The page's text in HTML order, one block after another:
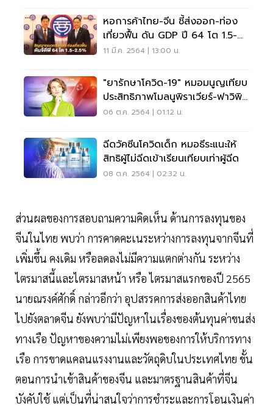
หอการค้าไทย-จีน ชี้ส่งออก-ท่อง
เที่ยวฟื้น ดัน GDP ปี 64 โต 1.5-
2.5%
11 มี.ค. 2564 | 13:00 น.
"ยารักษาโควิด-19" หมอมนูญเทียบ
ประสิทธิภาพโมลนูพิราเวียร์-ฟาวิพิร
าเวียร์
06 ต.ค. 2564 | 01:12 น.
ฉีดวัคซีนโควิดเด็ก หมอธีระแนะให้
สิทธิผู้ไม่ฉีดเข้าเรียนเทียบเท่าผู้ฉีด
08 ต.ค. 2564 | 02:32 น.
ส่วนผลของการสอบถามความคิดเห็น ด้านการลงทุนของ
จีนในไทย พบว่า การคาดคะเนระหว่างการลงทุนจากจีนที่
เพิ่มขึ้น คงเดิม หรือลดลงไม่มีความแตกต่างกัน ระหว่าง
ไตรมาสนี้และไตรมาสหน้า หรือ ไตรมาสแรกของปี 2565
นายณรงค์ศักดิ์ กล่าวอีกว่า อุปสรรคการส่งออกสินค้าไทย
ไปยังตลาดจีน ยังพบว่ามีปัญหาในเรื่องของต้นทุนค่าขนส่ง
ทางเรือ ปัญหาของความไม่เพียงพอของการให้บริการทาง
เรือ การขาดแคลนแรงงานและวัตถุดิบในประเทศไทย ขั้น
ตอนการนำเข้าสินค้าของจีน และมาตรฐานสินค้าที่จีน
บังคับใช้ แต่เป็นที่น่าสนใจว่าการชำระและการโอนเงินค่า